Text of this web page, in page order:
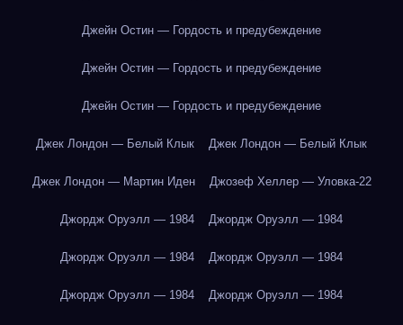
Джейн Остин — Гордость и предубеждение
Джейн Остин — Гордость и предубеждение
Джейн Остин — Гордость и предубеждение
Джек Лондон — Белый Клык Джек Лондон — Белый Клык
Джек Лондон — Мартин Иден Джозеф Хеллер — Уловка-22
Джордж Оруэлл — 1984 Джордж Оруэлл — 1984
Джордж Оруэлл — 1984 Джордж Оруэлл — 1984
Джордж Оруэлл — 1984 Джордж Оруэлл — 1984